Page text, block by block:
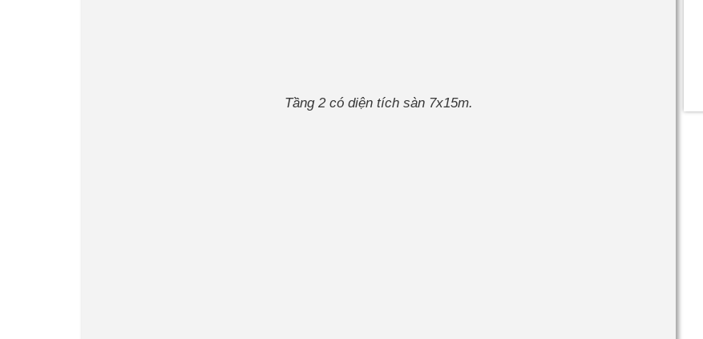
Tầng 2 có diện tích sàn 7x15m.